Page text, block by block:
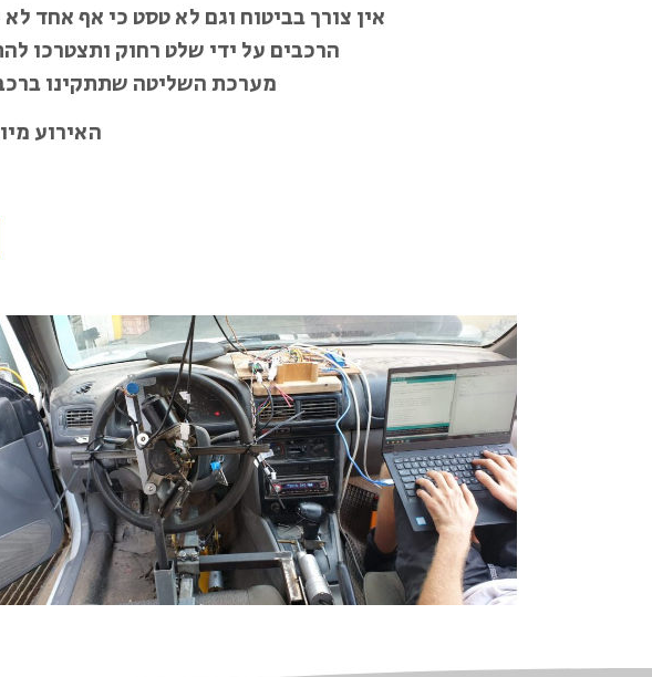
אין צורך בביטוח וגם לא טסט כי אף אחד
הרכבים על ידי שלט רחוק ותצטרכו
מערכת השליטה שתתקינו
האירוע מיועד